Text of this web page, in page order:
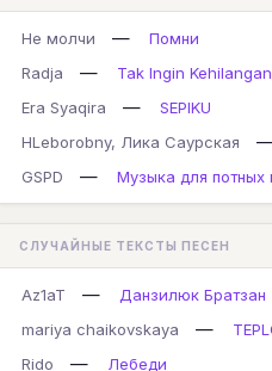
Не молчи —
Помни
Radja
—
Tak Ingin Kehilangan
Era Syaqira
—
SEPIKU
HLeborobny, Лика Саурская
GSPD
— Музыка для
СЛУЧАЙНЫЕ ТЕКСТЫ ПЕСЕН
Az1aT —
Данзилюк Братзан
mariya chaikovskaya
—
Rido
— Лебеди